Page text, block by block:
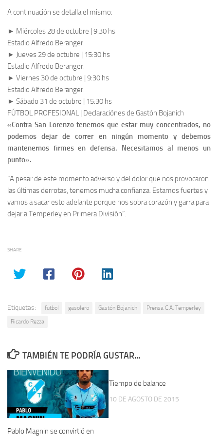
A continuación se detalla el mismo:
► Miércoles 28 de octubre | 9:30 hs
Estadio Alfredo Beranger.
► Jueves 29 de octubre | 15:30 hs
Estadio Alfredo Beranger.
► Viernes 30 de octubre | 9:30 hs
Estadio Alfredo Beranger.
► Sábado 31 de octubre | 15:30 hs
FÚTBOL PROFESIONAL | Declaraciónes de Gastón Bojanich
«Contra San Lorenzo tenemos que estar muy concentrados, no
podemos dejar de correr en ningún momento y debemos
mantenernos firmes en defensa. Necesitamos al menos un
punto».
“A pesar de este momento adverso y del dolor que nos provocaron
las últimas derrotas, tenemos mucha confianza. Estamos fuertes y
vamos a sacar esto adelante porque nos sobra corazón y garra para
dejar a Temperley en Primera División”.
SHARE
Etiquetas: futbol gasolero Gastón Bojanich
Prensa C.A. Temperley
Ricardo Rezza
TAMBIÉN TE PODRÍA GUSTAR...
Pablo Magnin se convirtió en
Tiempo de balance
10 DE AGOSTO DE 2015